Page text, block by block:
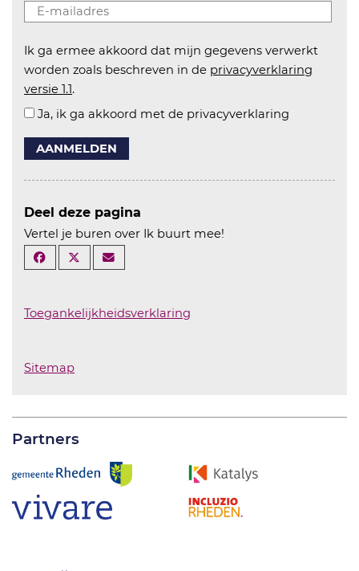
Ik ga ermee akkoord dat mijn gegevens verwerkt
worden zoals beschreven in de privacyverklaring
versie 1.1.
Ja, ik ga akkoord met de privacyverklaring
AANMELDEN
Deel deze pagina
Vertel je buren over Ik buurt mee!
Toegankelijkheidsverklaring
Sitemap
Partners